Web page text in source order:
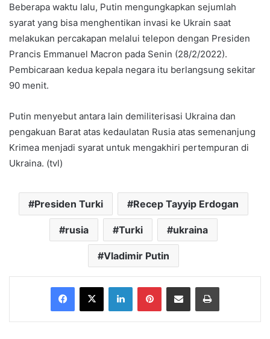
Beberapa waktu lalu, Putin mengungkapkan sejumlah
syarat yang bisa menghentikan invasi ke Ukrain saat
melakukan percakapan melalui telepon dengan Presiden
Prancis Emmanuel Macron pada Senin (28/2/2022).
Pembicaraan kedua kepala negara itu berlangsung sekitar
90 menit.
Putin menyebut antara lain demiliterisasi Ukraina dan
pengakuan Barat atas kedaulatan Rusia atas semenanjung
Krimea menjadi syarat untuk mengakhiri pertempuran di
Ukraina. (tvl)
Presiden Turki Recep Tayyip Erdogan
rusia Turki ukraina
Vladimir Putin
Facebook
X LinkedInPinterestShare via Email Print